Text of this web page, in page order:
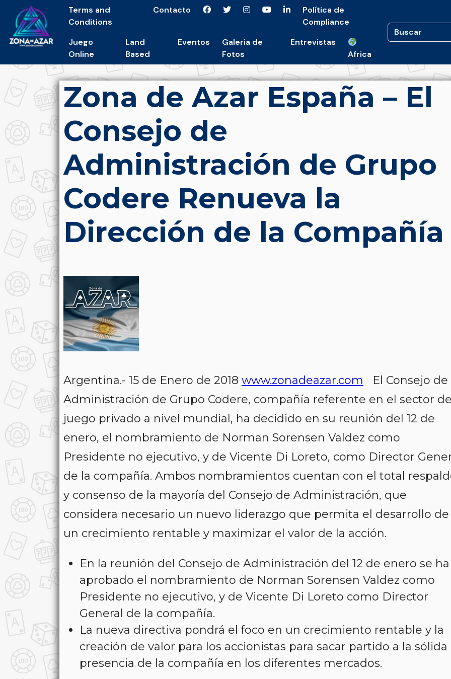
Terms and
Conditions
Contacto
Política de
Compliance
Juego
Online
Land
Based
Eventos
Galeria de
Fotos
Entrevistas
Africa
Zona de Azar España – El
Consejo de
Administración de Grupo
Codere Renueva la
Dirección de la Compañía
Argentina.- 15 de Enero de 2018 www.zonadeazar.com El Consejo de
Administración de Grupo Codere, compañía referente en el sector
juego privado a nivel mundial, ha decidido en su reunión del 12 de
enero, el nombramiento de Norman Sorensen Valdez como
Presidente no ejecutivo, y de Vicente Di Loreto, como Director
de la compañía. Ambos nombramientos cuentan con el total
y consenso de la mayoría del Consejo de Administración, que
considera necesario un nuevo liderazgo que permita el desarrollo de
un crecimiento rentable y maximizar el valor de la acción.
En la reunión del Consejo de Administración del 12 de enero se ha
aprobado el nombramiento de Norman Sorensen Valdez como
Presidente no ejecutivo, y de Vicente Di Loreto como Director
General de la compañía.
La nueva directiva pondrá el foco en un crecimiento rentable y la
creación de valor para los accionistas para sacar partido a la sólida
presencia de la compañía en los diferentes mercados.